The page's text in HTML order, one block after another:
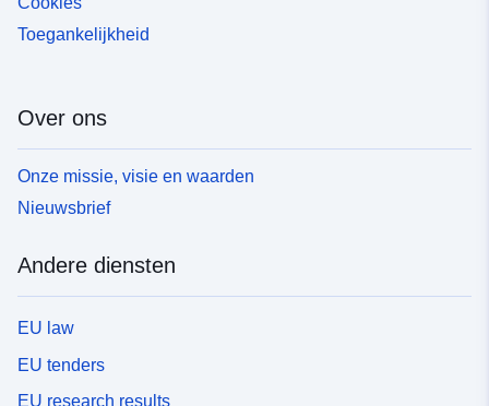
Toegankelijkheid
Over ons
Onze missie, visie en waarden
Nieuwsbrief
Andere diensten
EU law
EU tenders
EU research results